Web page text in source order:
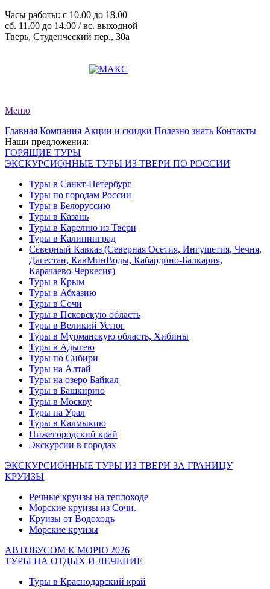
Часы работы: c 10.00 до 18.00
сб. 11.00 до 14.00 / вс. выходной
Тверь, Студенческий пер., 30а
Меню
Главная Компания Акции и скидки Полезно знать Контакты
Наши предложения:
ГОРЯЩИЕ ТУРЫ
ЭКСКУРСИОННЫЕ ТУРЫ ИЗ ТВЕРИ ПО РОССИИ
Туры в Санкт-Петербург
Туры по городам России
Туры в Белоруссию
Туры в Казань
Туры в Карелию из Твери
Туры в Калининград
Северный Кавказ (Северная Осетия, Ингушетия, Чечня,
Дагестан, КавМинВоды, Кабардино-Балкария,
Карачаево-Черкесия)
Туры в Крым
Туры в Абхазию
Туры в Сочи
Туры в Псковскую область
Туры в Великий Устюг
Туры в Мурманскую область, Хибины
Туры в Адыгею
Туры по Сибири
Туры на Алтай
Туры на озеро Байкал
Туры в Башкирию
Туры в Москву
Туры на Урал
Туры в Калмыкию
Нижегородский край
Экскурсии в городах
ЭКСКУРСИОННЫЕ ТУРЫ ИЗ ТВЕРИ ЗА ГРАНИЦУ
КРУИЗЫ
Речные круизы на теплоходе
Морские круизы из Сочи.
Круизы от Водоходъ
Морские круизы
АВТОБУСОМ К МОРЮ 2026
ТУРЫ НА ОТДЫХ И ЛЕЧЕНИЕ
Туры в Краснодарский край